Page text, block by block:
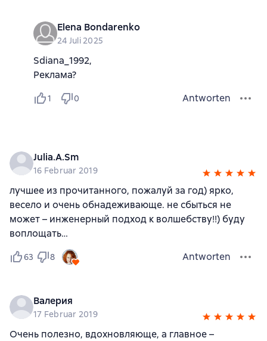
Elena Bondarenko
24 Juli 2025
Sdiana_1992,
Реклама?
1 0 Antworten
Julia.A.Sm
16 Februar 2019
лучшее из прочитанного, пожалуй за год) ярко,
весело и очень обнадеживающе. не сбыться не
может – инженерный подход к волшебству!!) буду
воплощать…
63 8 Antworten
Валерия
17 Februar 2019
Очень полезно, вдохновляюще, а главное –